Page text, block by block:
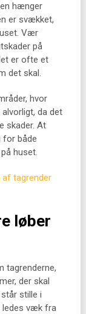
hænger
er svækket,
Vær
på
er ofte et
det skal.
hvor
da det
skader. At
for både
huset.
af tagrender
løber
tagrenderne,
der skal
stille i
ledes væk fra